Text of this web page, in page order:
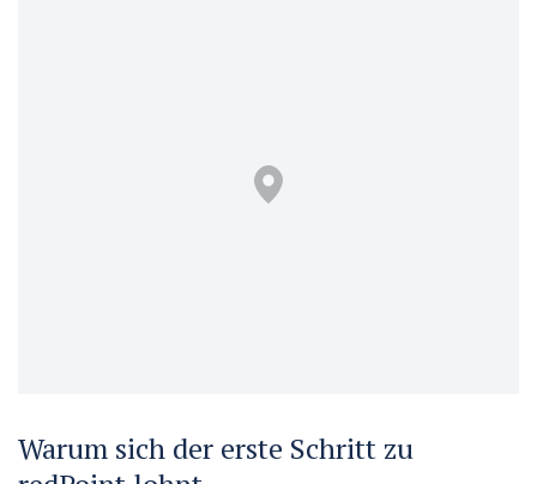
Warum sich der erste Schritt zu